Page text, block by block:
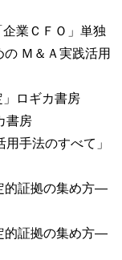
企業ＣＦＯ」単独
Ｍ＆Ａ実践活用
」ロギカ書房
書房
手法のすべて」
的証拠の集め方―
的証拠の集め方―